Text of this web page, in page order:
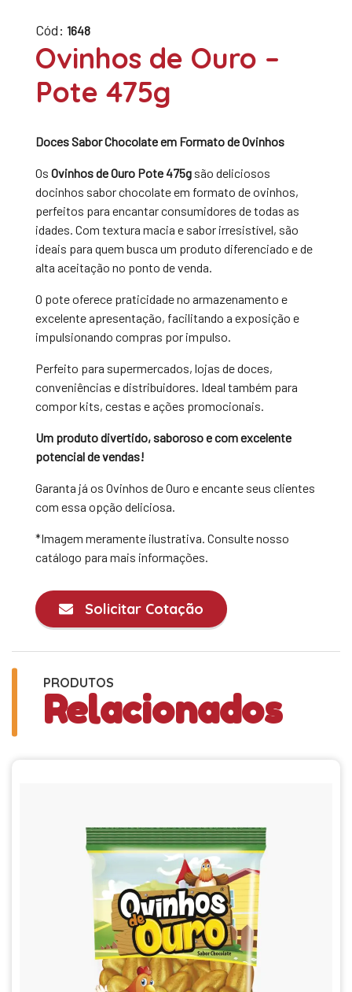
Cód: 1648
Ovinhos de Ouro –
Pote 475g
Doces Sabor Chocolate em Formato de Ovinhos
Os Ovinhos de Ouro Pote 475g são deliciosos
docinhos sabor chocolate em formato de ovinhos,
perfeitos para encantar consumidores de todas as
idades. Com textura macia e sabor irresistível, são
ideais para quem busca um produto diferenciado e de
alta aceitação no ponto de venda.
O pote oferece praticidade no armazenamento e
excelente apresentação, facilitando a exposição e
impulsionando compras por impulso.
Perfeito para supermercados, lojas de doces,
conveniências e distribuidores. Ideal também para
compor kits, cestas e ações promocionais.
Um produto divertido, saboroso e com excelente
potencial de vendas!
Garanta já os Ovinhos de Ouro e encante seus clientes
com essa opção deliciosa.
*Imagem meramente ilustrativa. Consulte nosso
catálogo para mais informações.
Solicitar Cotação
PRODUTOS
Relacionados